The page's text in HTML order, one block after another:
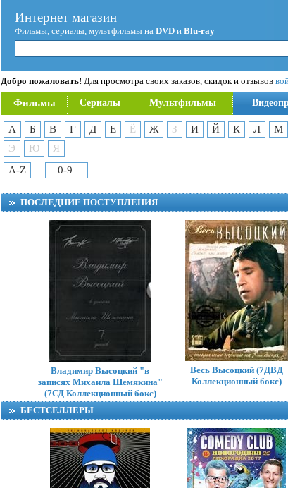
Интернет магазин
Фильмы, сериалы, мультфильмы на DVD и Blu-ray
Добро пожаловать! Для просмотра своих заказов, скидок и отзывов
Фильмы Сериалы Мультфильмы
А Б В Г Д Е Ё Ж З И Й К Л М
Э
Ю
Я
A-Z
0-9
ПОСЛЕДНИЕ ПОСТУПЛЕНИЯ
Владимир Высоцкий "в
записях Михаила Шемякина"
(7СД Коллекционный бокс)
Весь Высоцкий (7ДВД
Коллекционный бокс)
БЕСТСЕЛЛЕРЫ